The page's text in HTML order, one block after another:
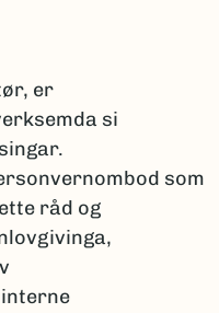
er
si
som
råd og